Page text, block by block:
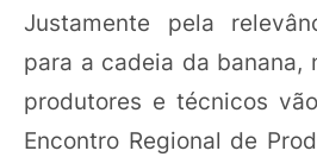
Justamente pela
para a cadeia da banana,
produtores e técnicos
Encontro Regional de